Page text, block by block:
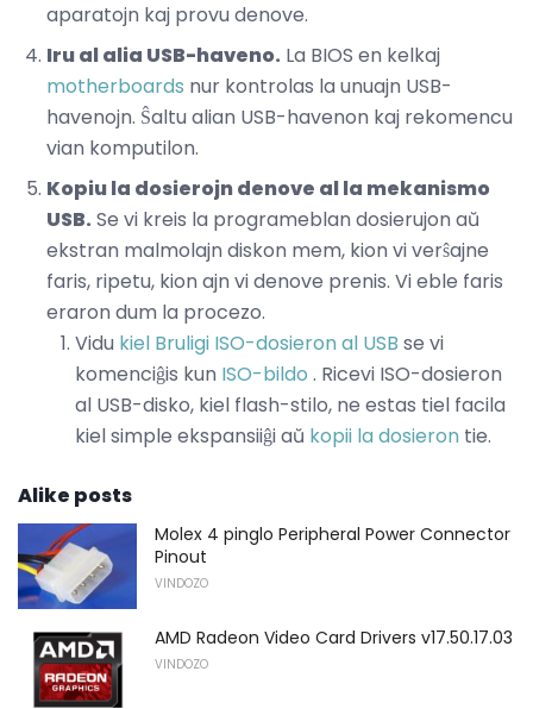
aparatojn kaj provu denove.
Iru al alia USB-haveno. La BIOS en kelkaj
motherboards nur kontrolas la unuajn USB-
havenojn. Ŝaltu alian USB-havenon kaj rekomencu
vian komputilon.
Kopiu la dosierojn denove al la mekanismo
USB. Se vi kreis la programeblan dosierujon aŭ
ekstran malmolajn diskon mem, kion vi verŝajne
faris, ripetu, kion ajn vi denove prenis. Vi eble faris
eraron dum la procezo.
Vidu kiel Bruligi ISO-dosieron al USB se vi
komenciĝis kun ISO-bildo . Ricevi ISO-dosieron
al USB-disko, kiel flash-stilo, ne estas tiel facila
kiel simple ekspansiiĝi ​​aŭ kopii la dosieron tie.
Alike posts
Molex 4 pinglo Peripheral Power Connector
Pinout
VINDOZO
AMD Radeon Video Card Drivers v17.50.17.03
VINDOZO